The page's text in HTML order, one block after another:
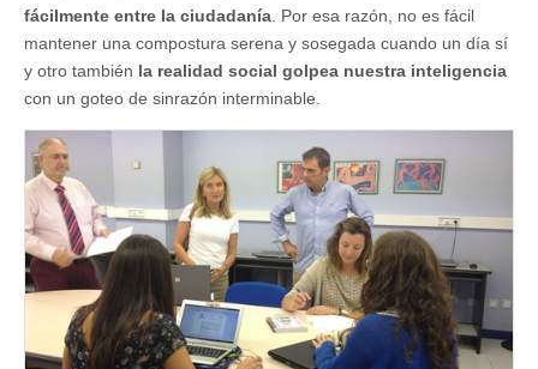
fácilmente entre la ciudadanía . Por esa razón, no es fácil
mantener una compostura serena y sosegada cuando un día sí
y otro también la realidad social golpea nuestra inteligencia
con un goteo de sinrazón interminable.